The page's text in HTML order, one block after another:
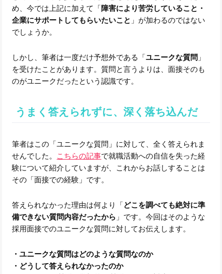
め、今では上記に加えて「障害により苦労していること・
企業にサポートしてもらいたいこと 」が加わるのではない
でしょうか。
しかし、筆者は一度だけ予想外である「ユニークな質問 」
を受けたことがあります。質問と言うよりは、面接そのも
のがユニークだったという認識です。
うまく答えられずに、深く落ち込んだ
筆者はこの「ユニークな質問」に対して、全く答えられま
せんでした。 こちらの記事で就職活動への自信を失った経
験について紹介していますが、これからお話しすることは
その「面接での経験」です。
答えられなかった理由は何より「どこを調べても絶対に準
備できない質問内容だったから 」です。今回はそのような
採用面接でのユニークな質問に対してお伝えします。
・ユニークな質問はどのような質問なのか
・どうして答えられなかったのか